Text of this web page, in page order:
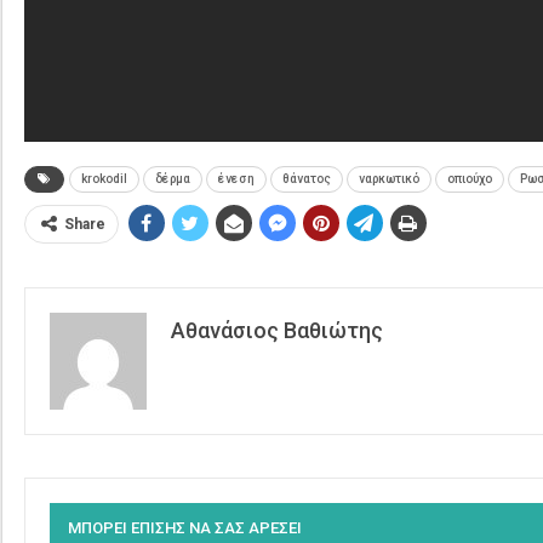
krokodil δέρμα ένεση θάνατος ναρκωτικό οπιούχο
Share
Αθανάσιος Βαθιώτης
ΜΠΟΡΕΙ ΕΠΙΣΗΣ ΝΑ ΣΑΣ ΑΡΕΣΕΙ